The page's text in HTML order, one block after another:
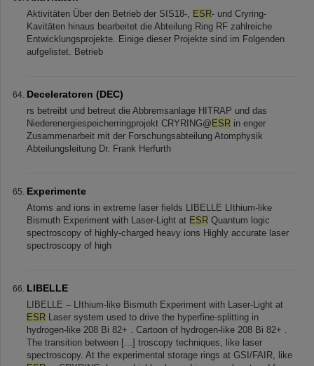
Aktivitäten Über den Betrieb der SIS18-, ESR- und Cryring-
Kavitäten hinaus bearbeitet die Abteilung Ring RF zahlreiche
Entwicklungsprojekte. Einige dieser Projekte sind im Folgenden
aufgelistet. Betrieb
Deceleratoren (DEC)
rs betreibt und betreut die Abbremsanlage HITRAP und das
Niederenergiespeicherringprojekt CRYRING@ ESR in enger
Zusammenarbeit mit der Forschungsabteilung Atomphysik
Abteilungsleitung Dr. Frank Herfurth
Experimente
Atoms and ions in extreme laser fields LIBELLE LIthium-like
Bismuth Experiment with Laser-Light at ESR Quantum logic
spectroscopy of highly-charged heavy ions Highly accurate laser
spectroscopy of high
LIBELLE
LIBELLE – LIthium-like Bismuth Experiment with Laser-Light at
ESR Laser system used to drive the hyperfine-splitting in
hydrogen-like 208 Bi 82+ . Cartoon of hydrogen-like 208 Bi 82+ .
The transition between [...] troscopy techniques, like laser
spectroscopy. At the experimental storage rings at GSI/FAIR, like